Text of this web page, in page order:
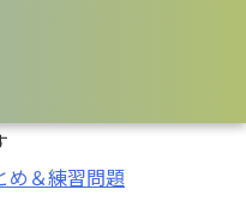
め＆練習問題